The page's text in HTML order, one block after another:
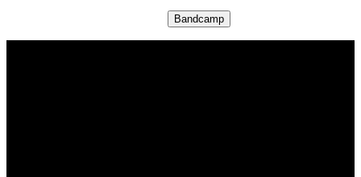
Bandcamp